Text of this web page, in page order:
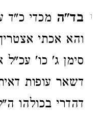
1 בד"ה מכדי כ"ד
והא אכתי
סימן ג' כו'
דשאר עופות
דהדרי בכולהו